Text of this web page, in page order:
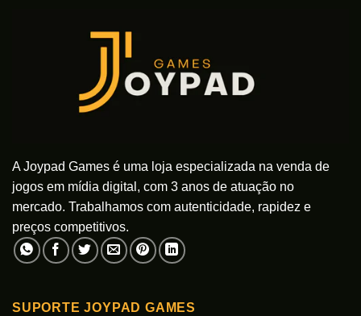
A Joypad Games é uma loja especializada na venda de
jogos em mídia digital, com 3 anos de atuação no
mercado. Trabalhamos com autenticidade, rapidez e
preços competitivos.
SUPORTE JOYPAD GAMES